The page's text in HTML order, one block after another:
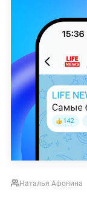
Наталья Афонина